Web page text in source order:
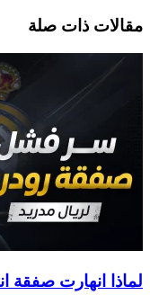
البريد
مقالات ذات صلة
لماذا انهارت صفقة